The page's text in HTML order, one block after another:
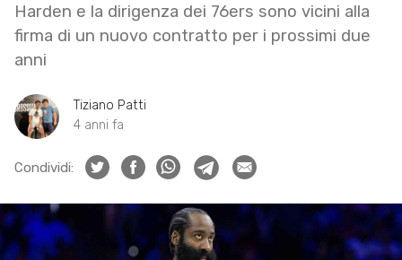
Harden e la dirigenza dei 76ers sono vicini alla
firma di un nuovo contratto per i prossimi due
anni
Tiziano Patti
4 anni fa
Condividi: